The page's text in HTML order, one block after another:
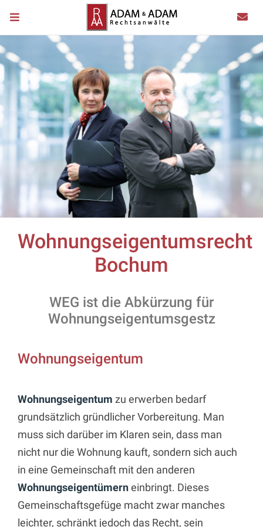
Wohnungseigentumsrecht
Bochum
WEG ist die Abkürzung für
Wohnungseigentumsgestz
Wohnungseigentum
Wohnungseigentum zu erwerben bedarf
grundsätzlich gründlicher Vorbereitung. Man
muss sich darüber im Klaren sein, dass man
nicht nur die Wohnung kauft, sondern sich auch
in eine Gemeinschaft mit den anderen
Wohnungseigentümerneinbringt. Dieses
Gemeinschaftsgefüge macht zwar manches
leichter, schränkt jedoch das Recht, sein